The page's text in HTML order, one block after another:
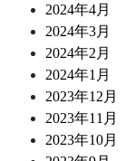
2024年4月
2024年3月
2024年2月
2024年1月
2023年12月
2023年11月
2023年10月